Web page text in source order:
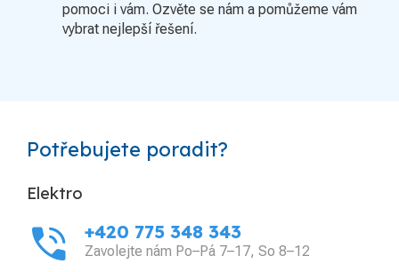
pomoci i vám. Ozvěte se nám a pomůžeme vám
vybrat nejlepší řešení.
Potřebujete poradit?
Elektro
phone_in_talk +420 775 348 343
Zavolejte nám Po–Pá 7–17, So 8–12